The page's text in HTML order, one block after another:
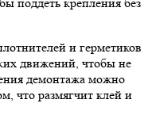
и герметиков
движений, чтобы не
демонтажа можно
что размягчит клей и